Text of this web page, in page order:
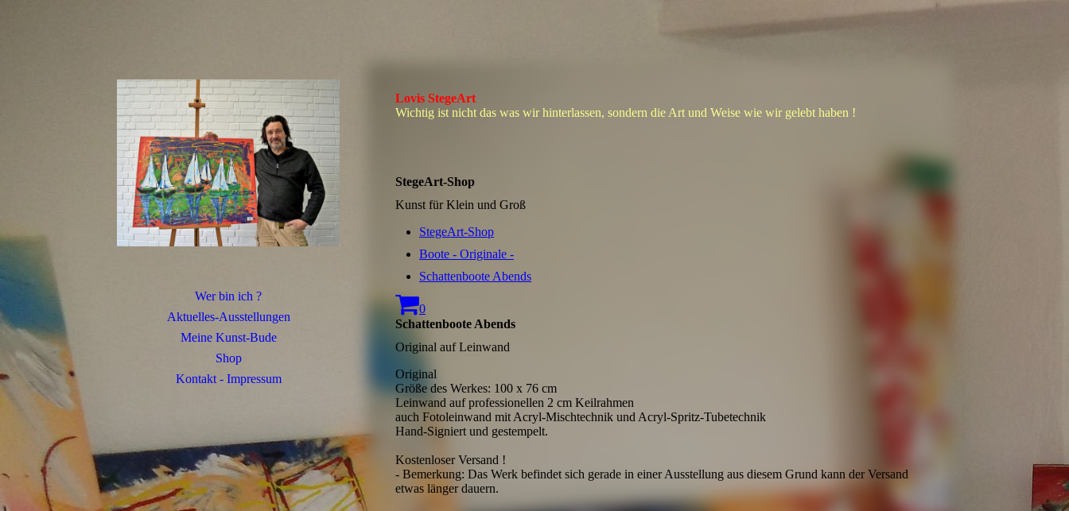
Wer bin ich ?
Aktuelles-Ausstellungen
Meine Kunst-Bude
Shop
Kontakt - Impressum
Lovis StegeArt
Wichtig ist nicht das was wir hinterlassen, sondern die Art und Weise wie wir gelebt haben !
StegeArt-Shop
Kunst für Klein und Groß
StegeArt-Shop
Boote - Originale -
Schattenboote Abends
0
Schattenboote Abends
Original auf Leinwand
Original
Größe des Werkes: 100 x 76 cm
Leinwand auf professionellen 2 cm Keilrahmen
auch Fotoleinwand mit Acryl-Mischtechnik und Acryl-Spritz-Tubetechnik
Hand-Signiert und gestempelt.
Kostenloser Versand !
- Bemerkung: Das Werk befindet sich gerade in einer Ausstellung aus diesem Grund kann der Versand
etwas länger dauern.